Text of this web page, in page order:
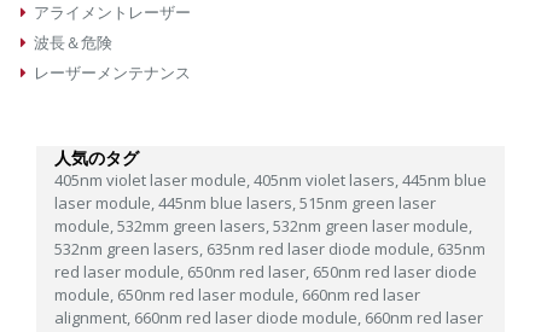
アライメントレーザー
波長＆危険
レーザーメンテナンス
人気のタグ
405nm violet laser module,405nm violet lasers,445nm blue
laser module,445nm blue lasers,515nm green laser
module,532mm green lasers,532nm green laser module,
532nm green lasers, 635nm red laser diode module, 635nm
red laser module, 650nm red laser, 650nm red laser diode
module, 650nm red laser module, 660nm red laser
alignment, 660nm red laser diode module, 660nm red laser